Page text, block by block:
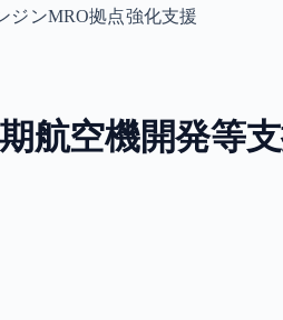
ジンMRO拠点強化支援
航空機開発等支